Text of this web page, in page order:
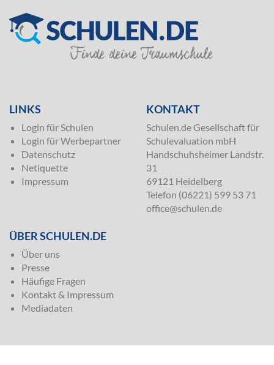
LINKS
Login für Schulen
Login für Werbepartner
Datenschutz
Netiquette
Impressum
KONTAKT
Schulen.de Gesellschaft für
Schulevaluation mbH
Handschuhsheimer Landstr.
31
69121 Heidelberg
Telefon (06221) 599 53 71
office@schulen.de
ÜBER SCHULEN.DE
Über uns
Presse
Häufige Fragen
Kontakt & Impressum
Mediadaten